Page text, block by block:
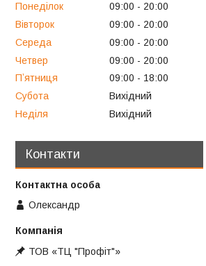
Понеділок 09:00
20:00
Вівторок
09:00
20:00
Середа
09:00
20:00
Четвер
09:00
20:00
Пʼятниця
09:00
18:00
Субота
Вихідний
Неділя
Вихідний
Контакти
Олександр
ТОВ «ТЦ "Профіт"»